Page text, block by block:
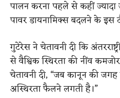
पालन करना पहले से कहीं
पावर डायनामिक्स बदलने के इस
गुटेरेस ने चेतावनी दी कि
से वैश्विक स्थिरता की नींव
चेतावनी दी, “जब कानून की
अस्थिरता फैलने लगती है।”